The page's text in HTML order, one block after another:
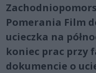
Pomerania Film
ucieczka na
koniec prac przy
dokumencie o